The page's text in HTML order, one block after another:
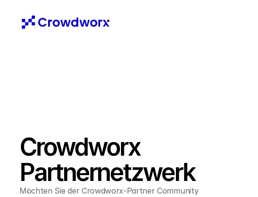
Crowdworx
Partnernetzwerk
Möchten Sie der Crowdworx-Partner Community